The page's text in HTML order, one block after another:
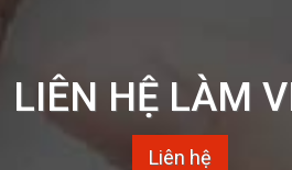
LIÊN HỆ LÀM
Liên hệ